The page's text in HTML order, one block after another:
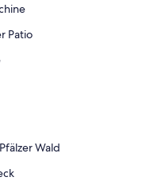
Patio
Wald